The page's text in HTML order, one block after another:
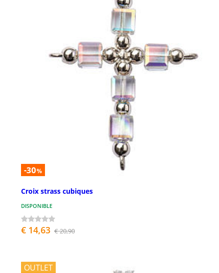
-30%
Croix strass cubiques
DISPONIBLE
€ 14,63 € 20,90
OUTLET